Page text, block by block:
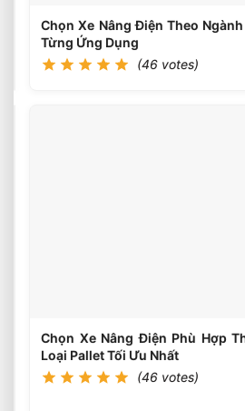
Chọn Xe Nâng Điện Theo
Từng Ứng Dụng
(46 votes)
Chọn Xe Nâng Điện Phù Hợp
Loại Pallet Tối Ưu Nhất
(46 votes)